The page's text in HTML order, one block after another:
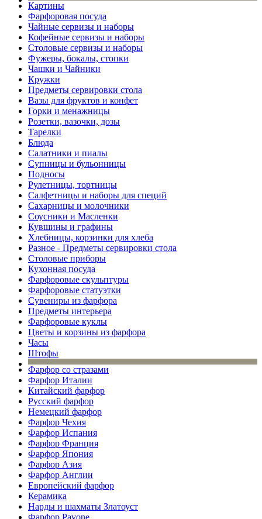
Картины
Фарфоровая посуда
Чайные сервизы и наборы
Кофейные сервизы и наборы
Столовые сервизы и наборы
Фужеры, бокалы, стопки
Чашки и Чайники
Кружки
Предметы сервировки стола
Вазы для фруктов и конфет
Горки и менажницы
Розетки, вазочки, дозы
Тарелки
Блюда
Салатники и пиалы
Супницы и бульонницы
Подносы
Рулетницы, тортницы
Салфетницы и наборы для специй
Сахарницы и молочники
Соусники и Масленки
Кувшины и графины
Хлебницы, корзинки для хлеба
Разное - Предметы сервировки стола
Столовые приборы
Кухонная посуда
Фарфоровые скульптуры
Фарфоровые статуэтки
Сувениры из фарфора
Предметы интерьера
Фарфоровые куклы
Цветы и корзины из фарфора
Часы
Штофы
Фарфор со стразами
Фарфор Италии
Китайский фарфор
Русский фарфор
Немецкий фарфор
Фарфор Чехия
Фарфор Испания
Фарфор Франция
Фарфор Япония
Фарфор Азия
Фарфор Англии
Европейский фарфор
Керамика
Нарды и шахматы Златоуст
Фарфор Pavone